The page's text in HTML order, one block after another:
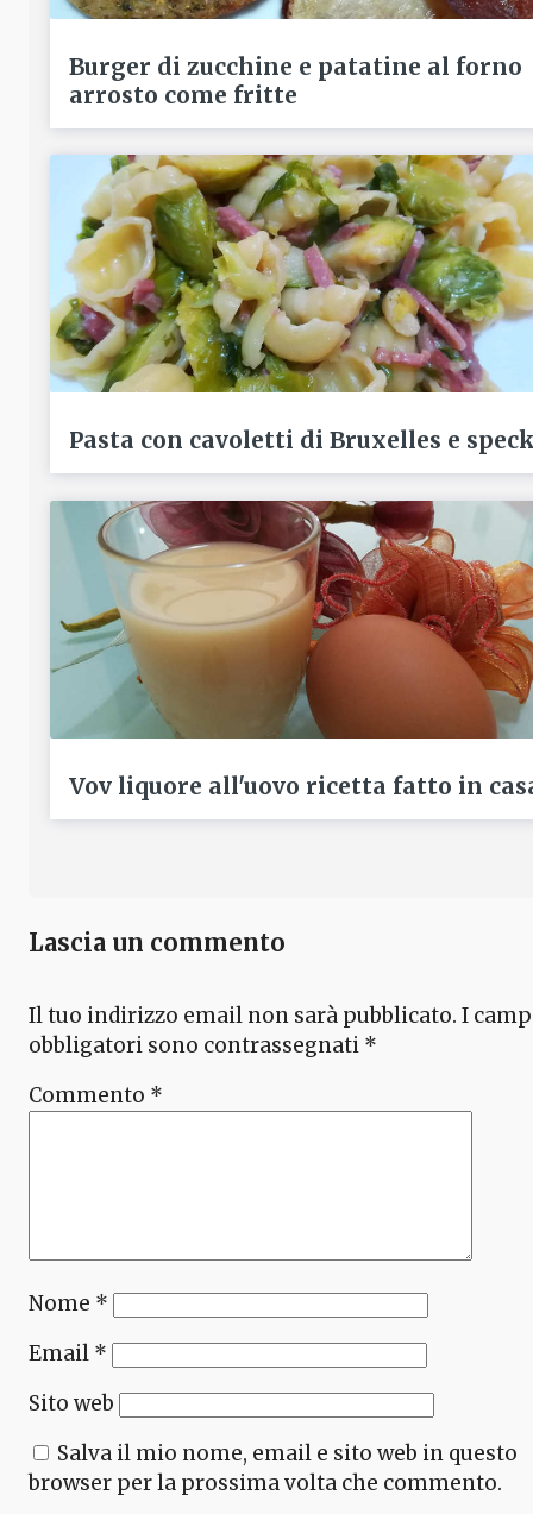
Burger di zucchine e patatine al forno
arrosto come fritte
Pasta con cavoletti di Bruxelles e
Vov liquore all'uovo ricetta fatto in
Lascia un commento
Il tuo indirizzo email non sarà pubblicato. I
obbligatori sono contrassegnati *
Commento *
Nome *
Email *
Sito web
Salva il mio nome, email e sito web in questo
browser per la prossima volta che commento.